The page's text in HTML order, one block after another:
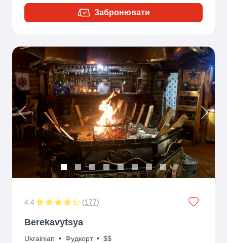
Забронювати
Previous Next
4.4 (177)
Berekavytsya
Ukrainian • Фудкорт • $$